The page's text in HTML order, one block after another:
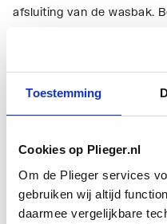
Toestemming
Cookies op Plieger.nl
Om de Plieger services
gebruiken wij altijd
daarmee vergelijkbare
afsluiting van de wasbak.
zonder overloop en met
Technische